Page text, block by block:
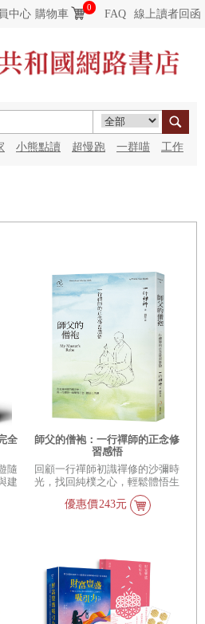
中心 購物車
0
FAQ 線上讀者回函
小熊點讀 超慢跑 一群喵 工作
全
隨
建
師父的僧袍：一行禪師的正念修
習感悟
回顧一行禪師初識禪修的沙彌時
光，找回純樸之心，輕鬆體悟生
優惠價243元